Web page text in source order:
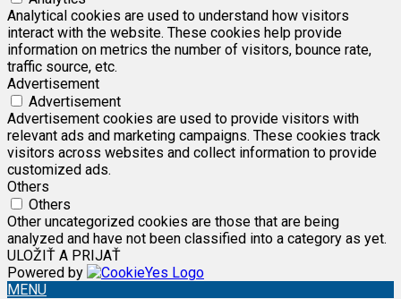
Analytical cookies are used to understand how visitors
interact with the website. These cookies help provide
information on metrics the number of visitors, bounce rate,
traffic source, etc.
Advertisement
Advertisement
Advertisement cookies are used to provide visitors with
relevant ads and marketing campaigns. These cookies track
visitors across websites and collect information to provide
customized ads.
Others
Others
Other uncategorized cookies are those that are being
analyzed and have not been classified into a category as yet.
ULOŽIŤ A PRIJAŤ
Powered by
MENU